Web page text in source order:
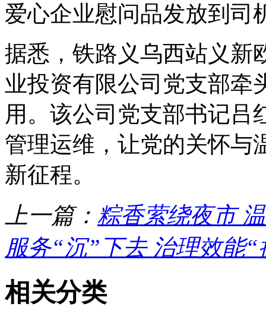
爱心企业慰问品发放到司
据悉，铁路义乌西站义新
业投资有限公司党支部牵
用。该公司党支部书记吕
管理运维，让党的关怀与
新征程。
上一篇： 粽香萦绕夜市
服务“沉”下去 治理效能“
相关分类